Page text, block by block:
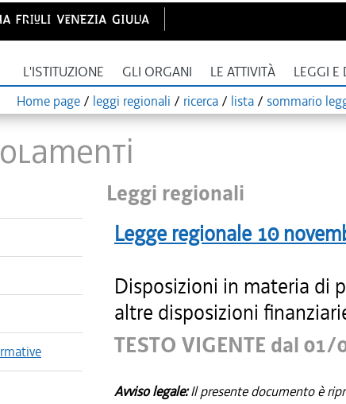
L'ISTITUZIONE GLI ORGANI LE ATTIVITÀ LEGGI E
Home page / leggi regionali / ricerca / lista / sommario
Leggi regionali
Legge regionale 10
Disposizioni in materia di
altre disposizioni
TESTO VIGENTE dal
Avviso legale:Il presente documento è